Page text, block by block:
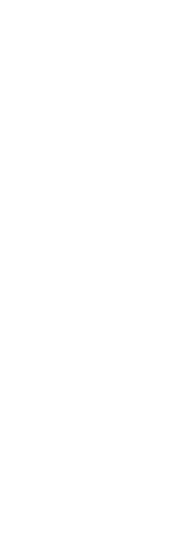
входит в
использующим
от